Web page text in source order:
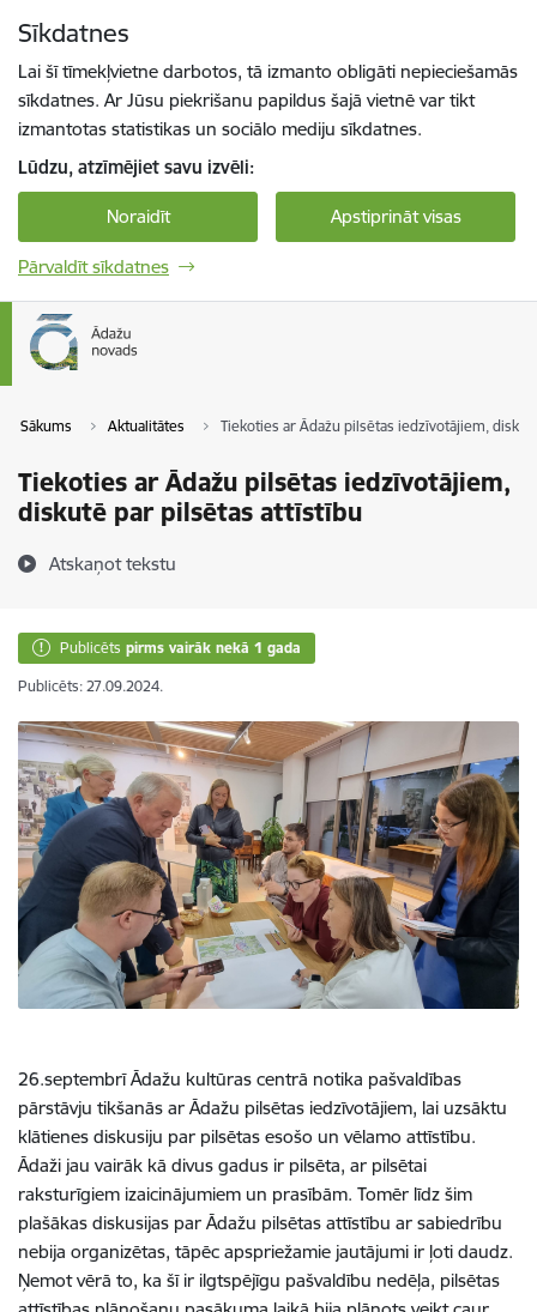
Sīkdatnes
Lai šī tīmekļvietne darbotos, tā izmanto obligāti nepieciešamās
sīkdatnes. Ar Jūsu piekrišanu papildus šajā vietnē var tikt
izmantotas statistikas un sociālo mediju sīkdatnes.
Lūdzu, atzīmējiet savu izvēli:
Noraidīt Apstiprināt visas
Pārvaldīt sīkdatnes
Sākums Aktualitātes Tiekoties ar Ādažu pilsētas iedzīvotājiem,
Tiekoties ar Ādažu pilsētas iedzīvotājiem,
diskutē par pilsētas attīstību
Atskaņot tekstu
Publicēts pirms vairāk nekā 1 gada
Publicēts: 27.09.2024.
26.septembrī Ādažu kultūras centrā notika pašvaldības
pārstāvju tikšanās ar Ādažu pilsētas iedzīvotājiem, lai uzsāktu
klātienes diskusiju par pilsētas esošo un vēlamo attīstību.
Ādaži jau vairāk kā divus gadus ir pilsēta, ar pilsētai
raksturīgiem izaicinājumiem un prasībām. Tomēr līdz šim
plašākas diskusijas par Ādažu pilsētas attīstību ar sabiedrību
nebija organizētas, tāpēc apspriežamie jautājumi ir ļoti daudz.
Ņemot vērā to, ka šī ir ilgtspējīgu pašvaldību nedēļa, pilsētas